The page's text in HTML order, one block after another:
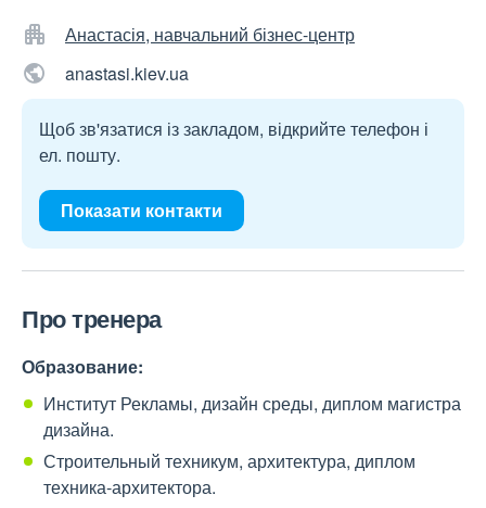
Анастасія, навчальний бізнес-центр
anastasi.kiev.ua
Щоб зв'язатися із закладом, відкрийте телефон і
ел. пошту.
Показати контакти
Про тренера
Образование:
Институт Рекламы, дизайн среды, диплом магистра
дизайна.
Строительный техникум, архитектура, диплом
техника-архитектора.